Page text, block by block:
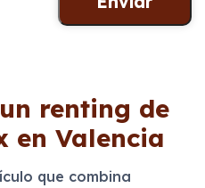
renting de
en Valencia
que combina